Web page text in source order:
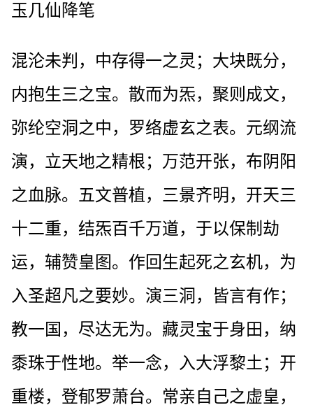
玉几仙降笔
混沦未判，中存得一之灵；大块既分，
内抱生三之宝。散而为炁，聚则成文，
弥纶空洞之中，罗络虚玄之表。元纲流
演，立天地之精根；万范开张，布阴阳
之血脉。五文普植，三景齐明，开天三
十二重，结炁百千万道，于以保制劫
运，辅赞皇图。作回生起死之玄机，为
入圣超凡之要妙。演三洞，皆言有作；
教一国，尽达无为。藏灵宝于身田，纳
黍珠于性地。举一念，入大浮黎土；开
重楼，登郁罗萧台。常亲自己之虚皇，